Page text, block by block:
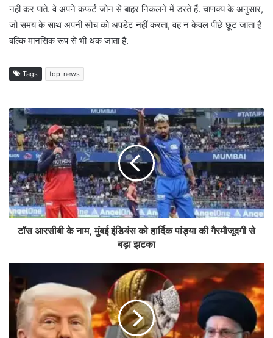
नहीं कर पाते. वे अपने कंफर्ट जोन से बाहर निकलने में डरते हैं. चाणक्य के अनुसार,
जो समय के साथ अपनी सोच को अपडेट नहीं करता, वह न केवल पीछे छूट जाता है
बल्कि मानसिक रूप से भी थक जाता है.
Tags top-news
टॉस आरसीबी के नाम, मुंबई इंडियंस को हार्दिक पांड्या की गैरमौजूदगी से
बड़ा झटका